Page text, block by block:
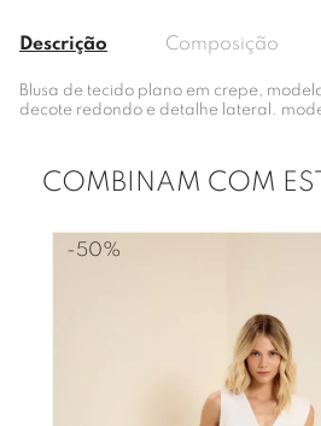
Descrição Composição
Blusa de tecido plano em crepe,
decote redondo e detalhe lateral.
COMBINAM COM
-50%